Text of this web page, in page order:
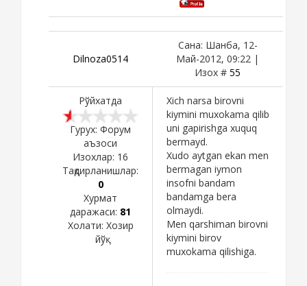
Dilnoza0514
Сана: Шанба, 12-
Май-2012, 09:22 |
Изох # 55
Рўйхатда
Гурух: Форум
аъзоси
Изохлар: 16
Тақдирланишлар:
0
Хурмат
даражаси: 81
Холати: Хозир
йўқ
Xich narsa birovni
kiymini muxokama qilib
uni gapirishga xuquq
bermayd.
Xudo aytgan ekan men
bermagan iymon
insofni bandam
bandamga bera
olmaydi.
Men qarshiman birovni
kiymini birov
muxokama qilishiga.